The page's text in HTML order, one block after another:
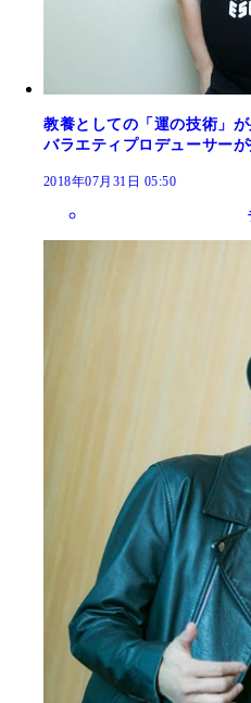
教養としての「運の技術」
バラエティプロデューサー
2018年07月31日 05:50